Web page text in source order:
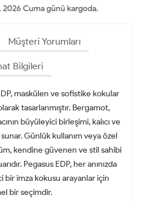
Cuma günü kargoda.
Müşteri Yorumları
Bilgileri
maskülen ve sofistike kokular
tasarlanmıştır. Bergamot,
büyüleyici birleşimi, kalıcı ve
Günlük kullanım veya özel
kendine güvenen ve stil sahibi
Pegasus EDP, her anınızda
bir imza kokusu arayanlar için
bir seçimdir.